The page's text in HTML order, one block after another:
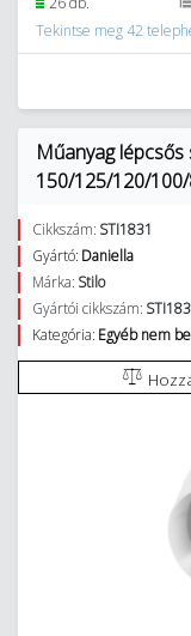
Tekintse meg 42
Műanyag
150/125/120/100/
Cikkszám: STI1831
Gyártó: Daniella
Márka: Stilo
Gyártói cikkszám:
Kategória: Egyéb nem